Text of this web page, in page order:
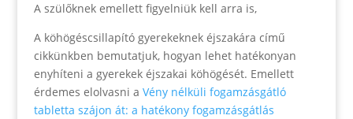
A szülőknek emellett figyelniük kell arra is,
A köhögéscsillapító gyerekeknek éjszakára című
cikkünkben bemutatjuk, hogyan lehet hatékonyan
enyhíteni a gyerekek éjszakai köhögését. Emellett
érdemes elolvasni a Vény nélküli fogamzásgátló
tabletta szájon át: a hatékony fogamzásgátlás